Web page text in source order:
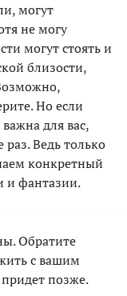
могут
не могу
могут стоять и
близости,
Но если
для вас,
Ведь только
конкретный
и фантазии.
Обратите
с вашим
позже.